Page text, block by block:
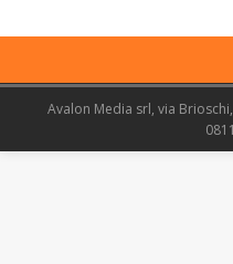
Avalon Media srl, via